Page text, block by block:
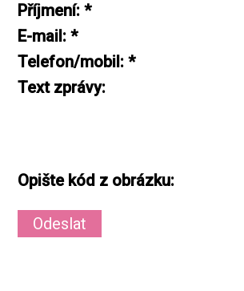
Příjmení: *
E-mail: *
Telefon/mobil: *
Text zprávy:
Opište kód z obrázku: